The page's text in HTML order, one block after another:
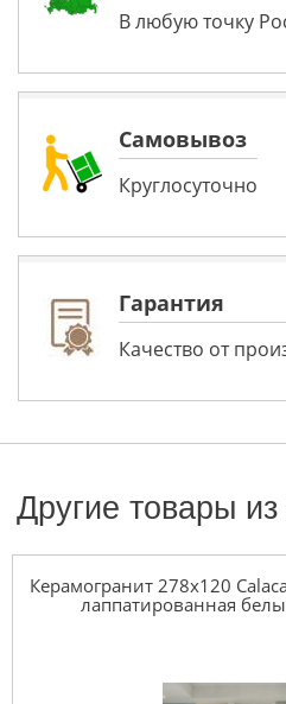
В любую точку
Самовывоз
Круглосуточно
Гарантия
Качество от
Другие товары
Керамогранит 278x120
лаппатированная